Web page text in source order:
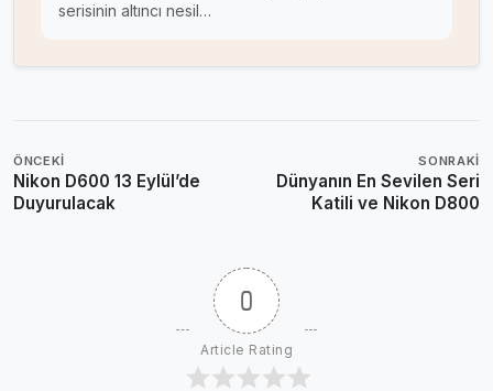
serisinin altıncı nesil…
ÖNCEKI
Nikon D600 13 Eylül’de
Duyurulacak
SONRAKI
Dünyanın En Sevilen Seri
Katili ve Nikon D800
0
Article Rating